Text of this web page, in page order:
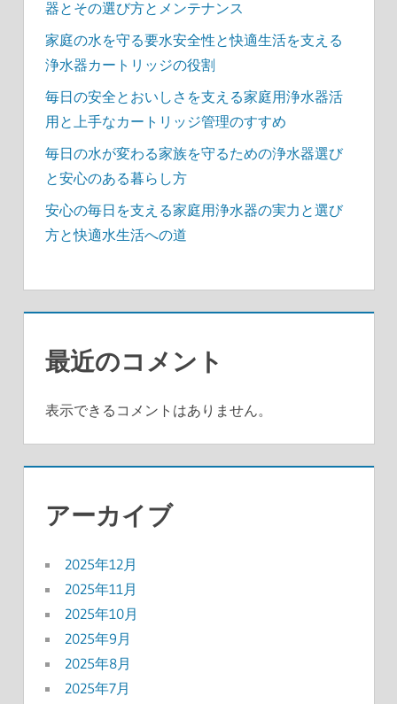
器とその選び方とメンテナンス
家庭の水を守る要水安全性と快適生活を支える
浄水器カートリッジの役割
毎日の安全とおいしさを支える家庭用浄水器活
用と上手なカートリッジ管理のすすめ
毎日の水が変わる家族を守るための浄水器選び
と安心のある暮らし方
安心の毎日を支える家庭用浄水器の実力と選び
方と快適水生活への道
最近のコメント
表示できるコメントはありません。
アーカイブ
2025年12月
2025年11月
2025年10月
2025年9月
2025年8月
2025年7月